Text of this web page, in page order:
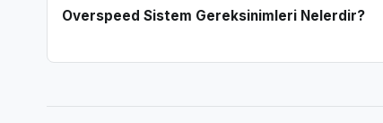
Overspeed Sistem Gereksinimleri Nelerdir?